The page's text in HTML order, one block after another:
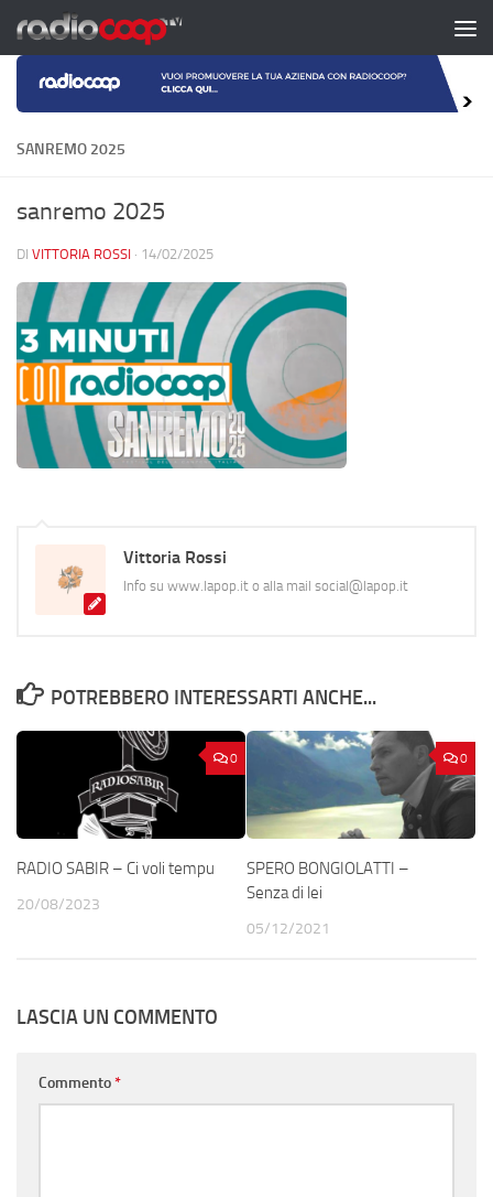
Salta al contenuto
SANREMO 2025
sanremo 2025
DI VITTORIA ROSSI · 14/02/2025
Vittoria Rossi
Info su www.lapop.it o alla mail social@lapop.it
POTREBBERO INTERESSARTI ANCHE...
0
RADIO SABIR – Ci voli tempu
20/08/2023
0
SPERO BONGIOLATTI –
Senza di lei
05/12/2021
LASCIA UN COMMENTO
Commento*